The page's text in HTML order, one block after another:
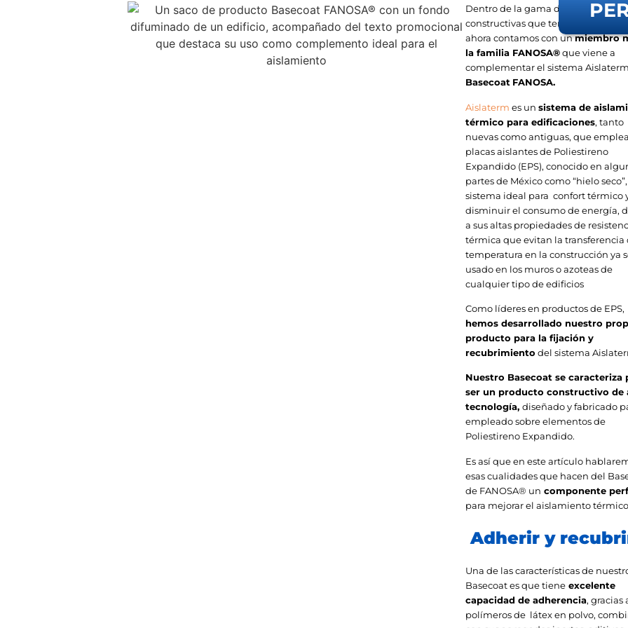
Dentro de la gama de soluciones
constructivas que tenemos
ahora contamos con unmiembro
la familia FANOSA® que viene a
complementar el sistema
Basecoat FANOSA.
Aislaterm es unsistema de
térmico para edificaciones, tanto
nuevas como antiguas, que emplea
placas aislantes de Poliestireno
Expandido (EPS), conocido en
partes de México como “hielo seco”,
sistema ideal para confort térmico
disminuir el consumo de energía,
a sus altas propiedades de
térmica que evitan la transferencia
temperatura en la construcción ya
usado en los muros o azoteas de
cualquier tipo de edificios
Como líderes en productos de EPS,
hemos desarrollado nuestro
producto para la fijación y
recubrimiento del sistema
Nuestro Basecoat se caracteriza
ser un producto constructivo de
tecnología,diseñado y fabricado
empleado sobre elementos de
Poliestireno Expandido.
Es así que en este artículo
esas cualidades que hacen del
de FANOSA® un componente
para mejorar el aislamiento
Adherir y
Una de las características de
Basecoat es que tiene excelente
capacidad de adherencia, gracias
polímeros de látex en polvo,